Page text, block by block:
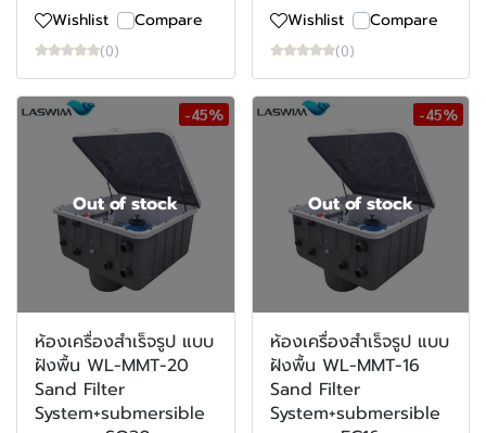
Wishlist Compare
(0)
Wishlist Compare
(0)
-45%
Out of stock
ห้องเครื่องสำเร็จรูป แบบ
ฝังพื้น WL-MMT-20
Sand Filter
System+submersible
-45%
Out of stock
ห้องเครื่องสำเร็จรูป แบบ
ฝังพื้น WL-MMT-16
Sand Filter
System+submersible